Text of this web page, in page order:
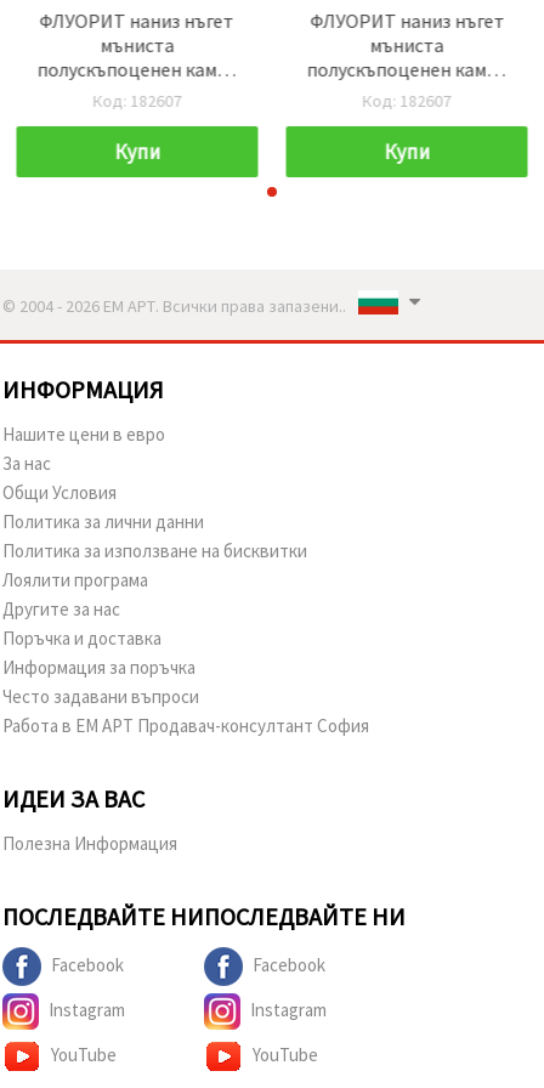
ФЛУОРИТ наниз нъгет
мъниста
полускъпоценен камък
натурален 10±13x10±15
мм ±40 см ±28±32 броя
Код: 182607
Купи
ФЛУОРИТ наниз нъгет
мъниста
полускъпоценен камък
натурален 10±13x10±15
мм ±40 см ±28±32 броя
Код: 182607
Купи
© 2004 - 2026 ЕМ АРТ. Всички права запазени..
ИНФОРМАЦИЯ
Нашите цени в евро
За нас
Общи Условия
Политика за лични данни
Политика за използване на бисквитки
Лоялити програма
Другите за нас
Поръчка и доставка
Информация за поръчка
Често задавани въпроси
Работа в ЕМ АРТ Продавач-консултант София
ИДЕИ ЗА ВАС
Полезна Информация
ПОСЛЕДВАЙТЕ НИ
Facebook
Instagram
YouTube
ПОСЛЕДВАЙТЕ НИ
Facebook
Instagram
YouTube